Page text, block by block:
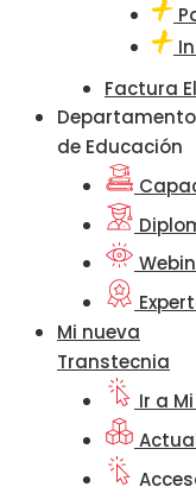
Factura
Departamento
de Educación
Mi nueva
Transtecnia
Ir a